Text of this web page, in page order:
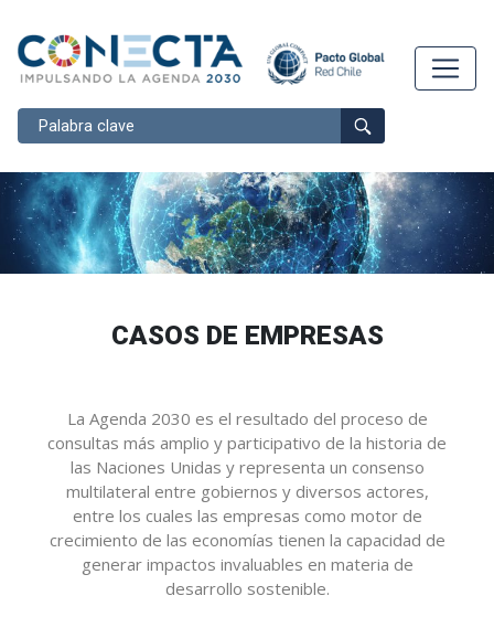
Buscar
CASOS DE EMPRESAS
La Agenda 2030 es el resultado del proceso de
consultas más amplio y participativo de la historia de
las Naciones Unidas y representa un consenso
multilateral entre gobiernos y diversos actores,
entre los cuales las empresas como motor de
crecimiento de las economías tienen la capacidad de
generar impactos invaluables en materia de
desarrollo sostenible.